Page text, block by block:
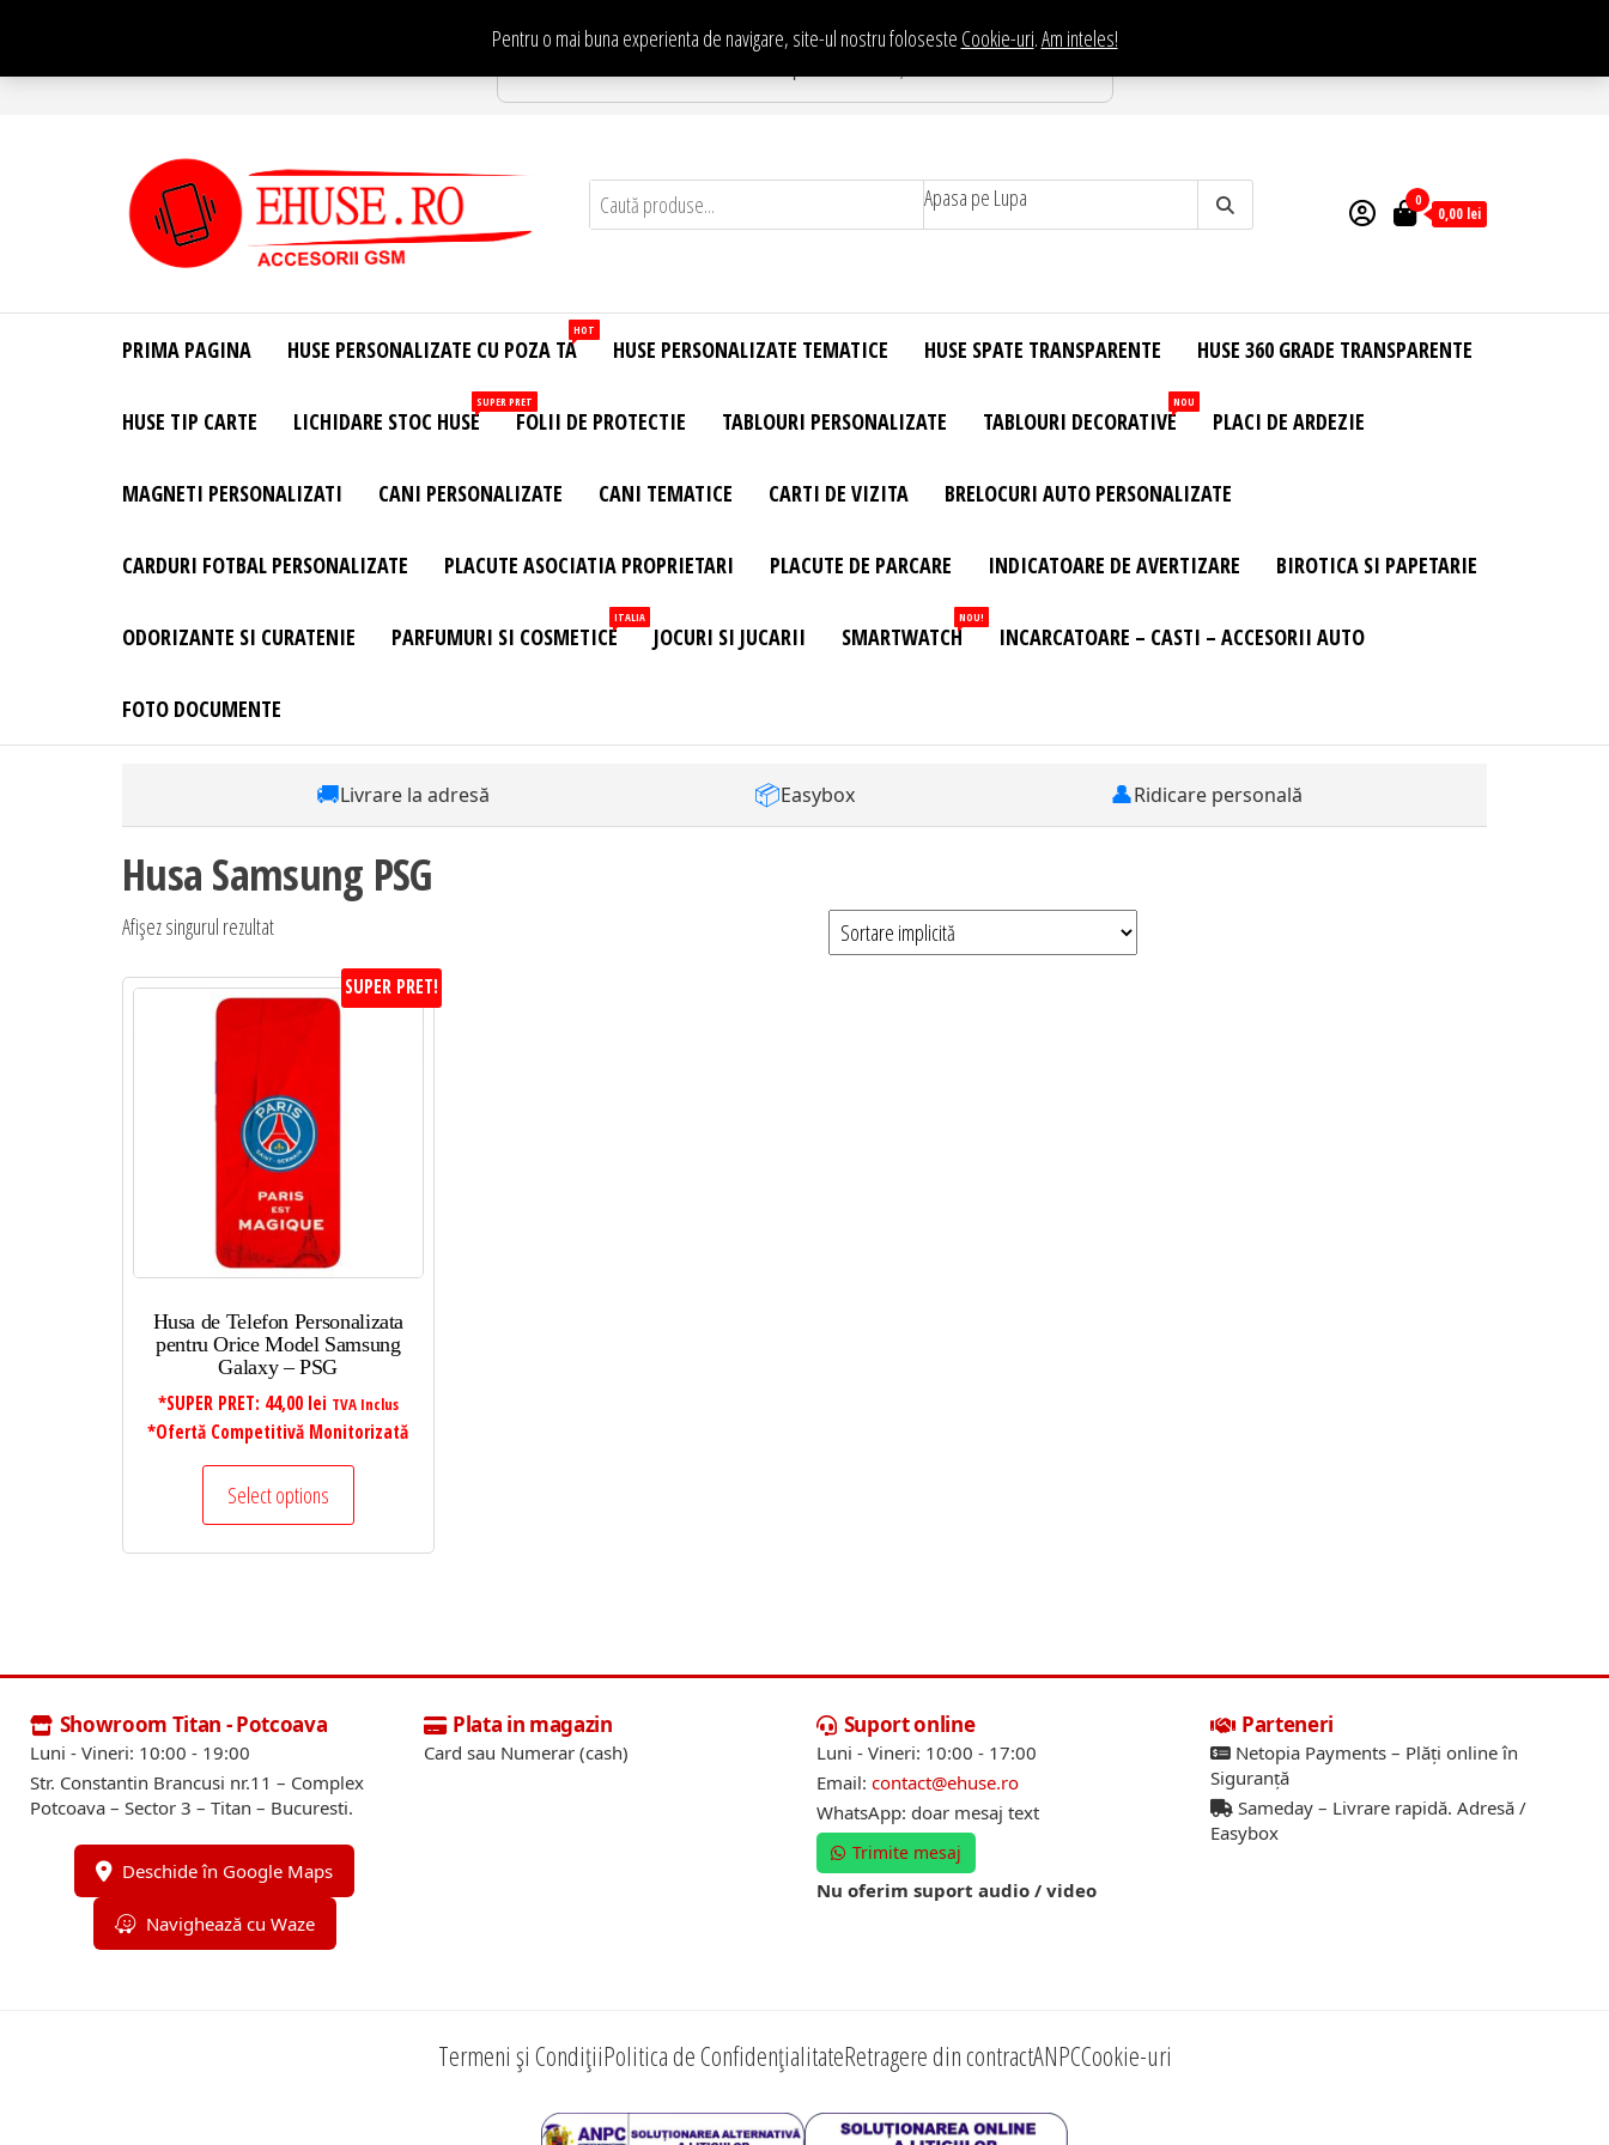
conținut
Pentru o mai buna experienta de navigare, site-ul nostru foloseste Cookie-uri.Am inteles!
Te asteptam in Showroom eHuse.ro
Site Oficial .
Huse
Personalizate
Huse
Personalizate
Telefon –
– Accesorii
Apasa pe Lupa 0
0,00 lei
PRIMA PAGINA HUSE PERSONALIZATE CU POZA TA
HOT
HUSE PERSONALIZATE TEMATICE HUSE SPATE TRANSPARENTE HUSE 360 GRADE TRANSPARENTE
HUSE TIP CARTE LICHIDARE STOC HUSE
SUPER PRET
FOLII DE PROTECTIE TABLOURI PERSONALIZATE TABLOURI DECORATIVE
NOU
PLACI DE ARDEZIE
MAGNETI PERSONALIZATI CANI PERSONALIZATE CANI TEMATICE CARTI DE VIZITA BRELOCURI AUTO PERSONALIZATE
CARDURI FOTBAL PERSONALIZATE PLACUTE ASOCIATIA PROPRIETARI PLACUTE DE PARCARE INDICATOARE DE AVERTIZARE BIROTICA SI PAPETARIE
ODORIZANTE SI CURATENIE PARFUMURI SI COSMETICE
ITALIA
JOCURI SI JUCARII SMARTWATCH
NOU!
INCARCATOARE – CASTI – ACCESORII AUTO
FOTO DOCUMENTE
🚚Livrare la adresă 📦Easybox 👤Ridicare personală
Husa Samsung PSG
Afișez singurul rezultat
SUPER PRET!
Husa de Telefon Personalizata
pentru Orice Model Samsung
Galaxy – PSG
*SUPER PRET: 44,00 lei TVA Inclus
*Ofertă Competitivă Monitorizată
Select options
Showroom Titan - Potcoava
Luni - Vineri: 10:00 - 19:00
Str. Constantin Brancusi nr.11 – Complex
Potcoava – Sector 3 – Titan – Bucuresti.
Deschide în Google Maps
Navighează cu Waze
Plata in magazin
Card sau Numerar (cash)
Suport online
Luni - Vineri: 10:00 - 17:00
Email: contact@ehuse.ro
WhatsApp: doar mesaj text
Trimite mesaj
Nu oferim suport audio / video
Parteneri
Netopia Payments – Plăți online în
Siguranță
Sameday – Livrare rapidă. Adresă /
Easybox
Termeni și CondițiiPolitica de ConfidențialitateRetragere din contractANPCCookie-uri